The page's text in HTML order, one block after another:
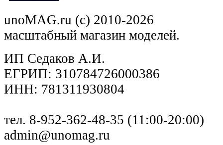
unoMAG.ru (c) 2010-2026
масштабный магазин моделей.
ИП Седаков А.И.
ЕГРИП: 310784726000386
ИНН: 781311930804
тел. 8-952-362-48-35 (11:00-20:00)
admin@unomag.ru